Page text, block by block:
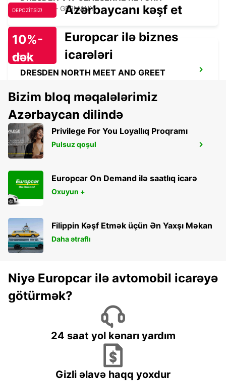
DRESDEN - GERMANY
DRESDEN NORTH MEET AND GREET
DRESDEN AIRPORT TILL 12AM -IKC-
DRESDEN - GERMANY
DEPOZİTSİZ! Azərbaycanı kəşf et
10%-
dək
endirim!
Europcar ilə biznes
icarələri
Bizim bloq məqalələrimiz
Azərbaycan dilində
Privilege For You Loyallıq Proqramı
Pulsuz qoşul
Europcar On Demand ilə saatlıq icarə
Oxuyun +
Filippin Kəşf Etmək üçün Ən Yaxşı Məkan
Daha ətraflı
Niyə Europcar ilə avtomobil icarəyə
götürmək?
24 saat yol kənarı yardım
Gizli əlavə haqq yoxdur